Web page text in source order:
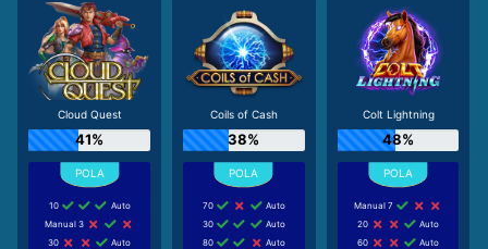
Cloud Quest
41%
10
Auto
Manual 3
30
Auto
Coils of Cash
38%
70
Auto
30
Auto
80
Auto
Colt Lightning
48%
Manual 7
20
Auto
60
Auto